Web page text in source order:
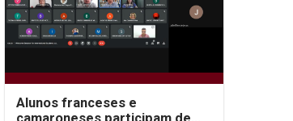
Alunos franceses e